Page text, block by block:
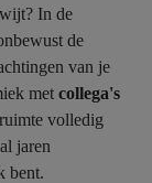
In de
de
van je
met collega's
volledig
jaren
bent.